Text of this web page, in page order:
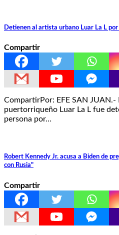
Detienen al artista urbano Luar La L
Compartir
CompartirPor: EFE SAN
puertorriqueño Luar La L fue
persona por…
Robert Kennedy Jr. acusa a Biden de
con Rusia"
Compartir